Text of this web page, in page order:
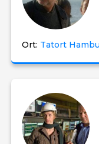
Ort: Tatort